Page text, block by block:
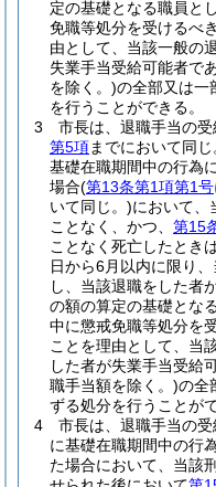
定の基礎となる職員と
免職等処分を受けるべ
由として、当該一般の
失業手当受給可能者で
を除く。)の全部又は一
を行うことができる。
3
市長は、退職手当の受
第5項までにおいて同じ
基礎在職期間中の行為
場合(第13条第1項第1号
いて同じ。)において、
ことなく、かつ、 第15
ことなく死亡したとき
日から6月以内に限り
し、当該退職をした者
の額の算定の基礎とな
中に懲戒免職等処分を
ことを理由として、当
した者が失業手当受給
職手当額を除く。)の全
ずる処分を行うことがで
4
市長は、退職手当の
に基礎在職期間中の行
た場合において、当該